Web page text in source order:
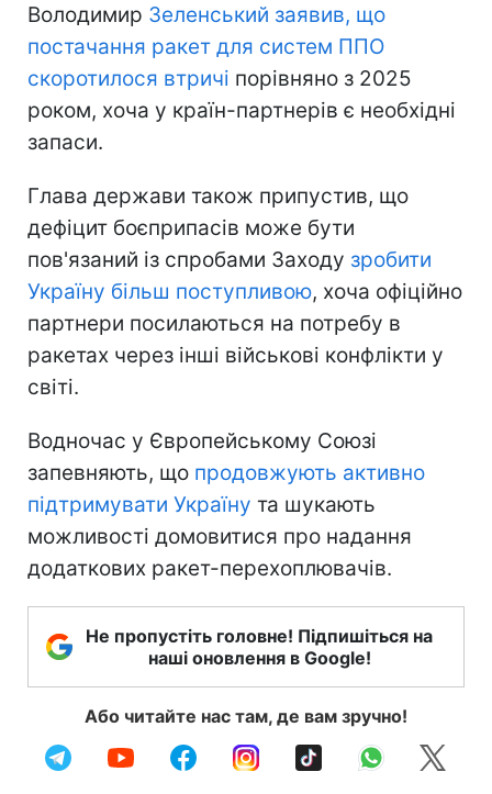
Володимир Зеленський заявив, що
постачання ракет для систем ППО
скоротилося втричі порівняно з 2025
роком, хоча у країн-партнерів є необхідні
запаси.
Глава держави також припустив, що
дефіцит боєприпасів може бути
пов'язаний із спробами Заходу зробити
Україну більш поступливою, хоча офіційно
партнери посилаються на потребу в
ракетах через інші військові конфлікти у
світі.
Водночас у Європейському Союзі
запевняють, що продовжують активно
підтримувати Україну та шукають
можливості домовитися про надання
додаткових ракет-перехоплювачів.
Не пропустіть головне! Підпишіться на
наші оновлення в Google!
Або читайте нас там, де вам зручно!